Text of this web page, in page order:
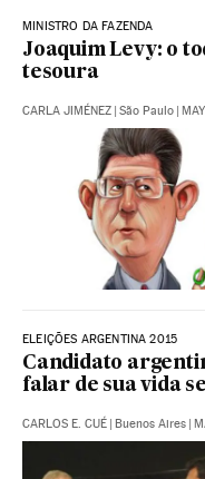
MINISTRO DA FAZENDA
Joaquim Levy: o
tesoura
CARLA JIMÉNEZ São Paulo
ELEIÇÕES ARGENTINA 2015
Candidato
falar de sua vida
CARLOS E. CUÉ Buenos Aires